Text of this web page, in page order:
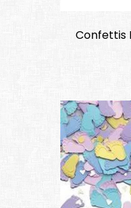
Confettis